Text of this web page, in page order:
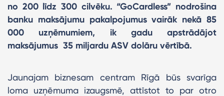
no 200 līdz 300 cilvēku. “GoCardless” nodrošina
banku maksājumu pakalpojumus vairāk nekā 85
000 uzņēmumiem, ik gadu apstrādājot
maksājumus 35 miljardu ASV dolāru vērtībā.
Jaunajam biznesam centram Rīgā būs svarīga
loma uzņēmuma izaugsmē, attīstot to par otro